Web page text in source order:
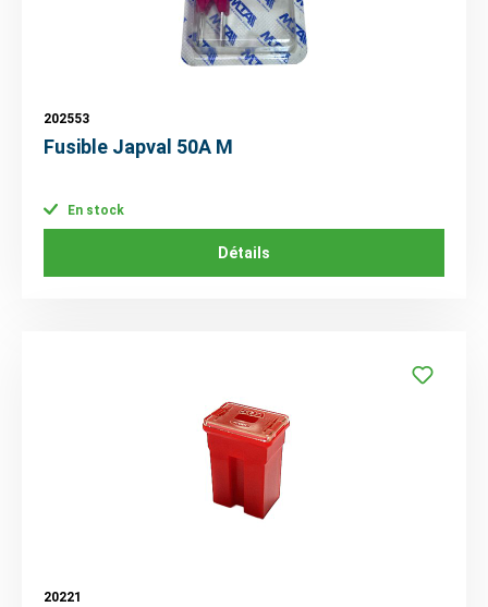
202553
Fusible Japval 50A M
En stock
Détails
20221